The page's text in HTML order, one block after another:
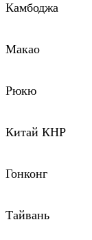
Камбоджа
Макао
Рюкю
Китай КНР
Гонконг
Тайвань